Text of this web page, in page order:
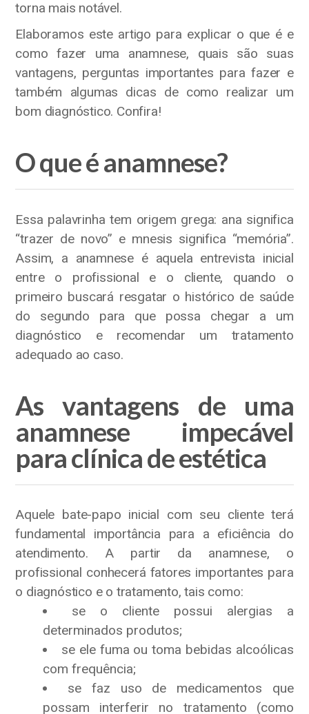
torna mais notável.
Elaboramos este artigo para explicar o que é e
como fazer uma anamnese, quais são suas
vantagens, perguntas importantes para fazer e
também algumas dicas de como realizar um
bom diagnóstico. Confira!
O que é anamnese?
Essa palavrinha tem origem grega: ana significa
“trazer de novo” e mnesis significa “memória”.
Assim, a anamnese é aquela entrevista inicial
entre o profissional e o cliente, quando o
primeiro buscará resgatar o histórico de saúde
do segundo para que possa chegar a um
diagnóstico e recomendar um tratamento
adequado ao caso.
As vantagens de uma
anamnese impecável
para clínica de estética
Aquele bate-papo inicial com seu cliente terá
fundamental importância para a eficiência do
atendimento. A partir da anamnese, o
profissional conhecerá fatores importantes para
o diagnóstico e o tratamento, tais como:
se o cliente possui alergias a
determinados produtos;
se ele fuma ou toma bebidas alcoólicas
com frequência;
se faz uso de medicamentos que
possam interferir no tratamento (como